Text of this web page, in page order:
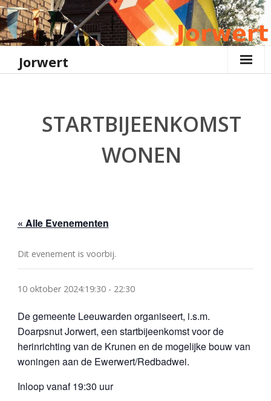
Ga
naar
de
Jorwert
STARTBIJEENKOMST
WONEN
« Alle Evenementen
Dit evenement is voorbij.
10 oktober 2024:19:30- 22:30
De gemeente Leeuwarden organiseert, i.s.m.
Doarpsnut Jorwert, een startbijeenkomst voor de
herinrichting van de Krunen en de mogelijke bouw van
woningen aan de Ewerwert/Redbadwei.
Inloop vanaf 19:30 uur